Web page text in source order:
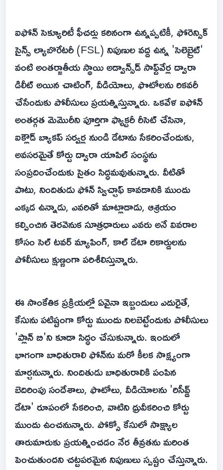
ఐఫోన్ సెక్యూరిటీ ఫీచర్లు కఠినంగా ఉన్నప్పటికీ, ఫోరెన్సిక్
సైన్స్ ల్యాబొరేటరీ (FSL) నిపుణుల వద్ద ఉన్న 'సెలెబ్రైట్'
వంటి అంతర్జాతీయ స్థాయి అడ్వాన్స్‌డ్ సాఫ్ట్‌వేర్ల ద్వారా
డిలీట్ అయిన చాటింగ్, వీడియోలు, ఫొటోలను రికవరీ
చేసేందుకు పోలీసులు ప్రయత్నిస్తున్నారు. ఒకవేళ ఐఫోన్
అంతర్గత మెమొరీని పూర్తిగా ఫ్యాక్టరీ రీసెట్ చేసినా,
ఐక్లౌడ్ బ్యాకప్ సర్వర్ల నుండి డేటాను సేకరించేందుకు,
అవసరమైతే కోర్టు ద్వారా యాపిల్ సంస్థను
సంప్రదించేందుకు సైతం సిద్ధమవుతున్నారు. వీటితో
పాటు, నిందితుడు ఫోన్ స్విచ్చాఫ్ కావడానికి ముందు
ఎక్కడ ఉన్నాడు, ఎవరితో మాట్లాడాడు, ఆశ్రయం
కల్పించిన తెరవెనుక సూత్రధారులు ఎవరు అనే వివరాల
కోసం సెల్ టవర్ మ్యాపింగ్, కాల్ డేటా రికార్డులను
పోలీసులు క్షుణ్ణంగా పరిశీలిస్తున్నారు.
ఈ సాంకేతిక ప్రక్రియల్లో ఏవైనా ఇబ్బందులు ఎదురైతే,
కేసును పటిష్టంగా కోర్టు ముందు నిలబెట్టేందుకు పోలీసులు
'ప్లాన్ బి'ని కూడా సిద్ధం చేసుకున్నారు. ఇందులో
భాగంగా బాధితురాలి ఫోన్‌ను మరో కీలక సాక్ష్యంగా
మార్చనున్నారు. నిందితుడు బాధితురాలికి పంపిన
బెదిరింపు సందేశాలు, ఫొటోలు, వీడియోలను 'రిసీవ్డ్
డేటా' రూపంలో సేకరించి, వాటిని ధ్రువీకరించి కోర్టు
ముందు ఉంచనున్నారు. పోక్సో కేసులో సాక్ష్యాల
తారుమారుకు ప్రయత్నించడం నేర తీవ్రతను మరింత
పెంచుతుందని చట్టపరమైన నిపుణులు స్పష్టం చేస్తున్నారు.